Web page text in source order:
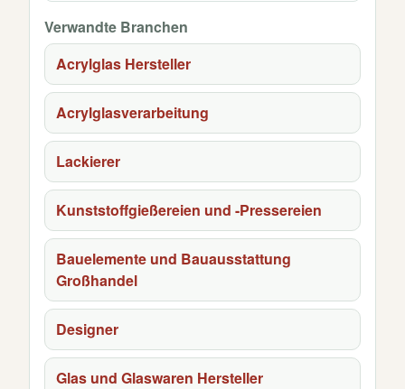
Verwandte Branchen
Acrylglas Hersteller
Acrylglasverarbeitung
Lackierer
Kunststoffgießereien und -Pressereien
Bauelemente und Bauausstattung
Großhandel
Designer
Glas und Glaswaren Hersteller